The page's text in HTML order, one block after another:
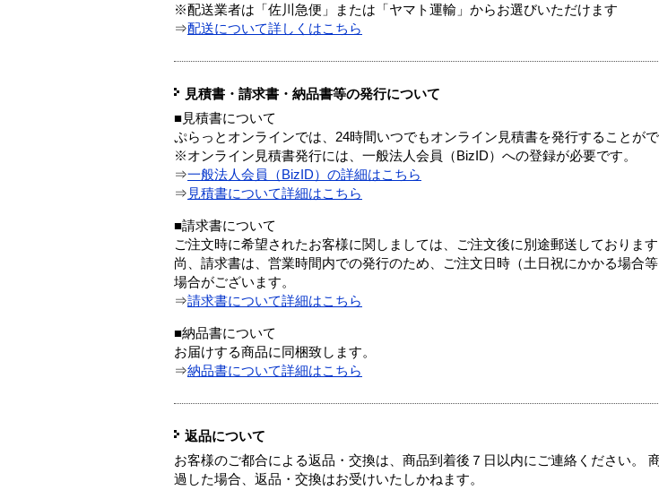
※配送業者は「佐川急便」または「ヤマト運輸」からお選びいただけます
⇒配送について詳しくはこちら
見積書・請求書・納品書等の発行について
■見積書について
ぷらっとオンラインでは、24時間いつでもオンライン見積書を発行することがで
※オンライン見積書発行には、一般法人会員（BizID）への登録が必要です。
⇒一般法人会員（BizID）の詳細はこちら
⇒ 見積書について詳細はこちら
■請求書について
ご注文時に希望されたお客様に関しましては、ご注文後に別途郵送しております
尚、請求書は、営業時間内での発行のため、ご注文日時（土日祝にかかる場合
場合がございます。
⇒請求書について詳細はこちら
■納品書について
お届けする商品に同梱致します。
⇒納品書について詳細はこちら
返品について
お客様のご都合による返品・交換は、商品到着後７日以内にご連絡ください。
過した場合、返品・交換はお受けいたしかねます。